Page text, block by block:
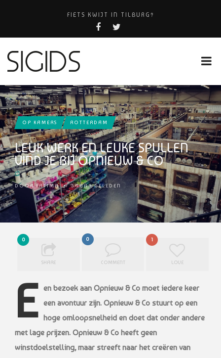
PIZZERIA POMPEÏ ￼
HUISARTSENPRAKTIJK BINCK-ZORG
OP KAMERS ROTTERDAM
LEUK WERK EN LEUKE SPULLEN
VIND JE BIJ OPNIEUW & CO
DOORFATIMA •5 JAAR GELEDEN
0
SHARE
0
COMMENT
1
LOVE
E en bezoek aan Opnieuw & Co moet iedere keer
een avontuur zijn. Opnieuw & Co stuurt op een
hoge omloopsnelheid en doet dat onder andere
met lage prijzen. Opnieuw & Co heeft geen
winstdoelstelling, maar streeft naar het creëren van